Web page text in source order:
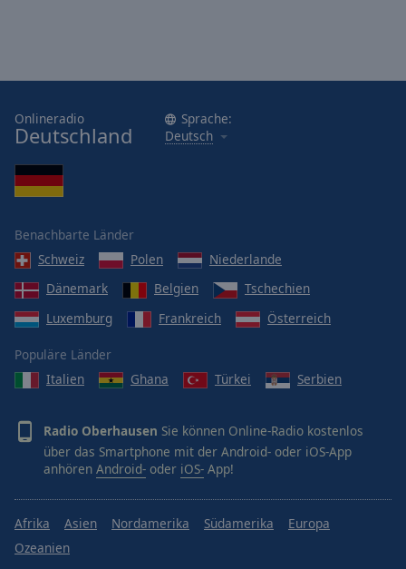
Onlineradio
Deutschland
Sprache:
Deutsch
Benachbarte Länder
Schweiz
Polen
Niederlande
Dänemark
Belgien
Tschechien
Luxemburg
Frankreich Österreich
Populäre Länder
Italien
Ghana Türkei Serbien
Radio Oberhausen Sie können Online-Radio kostenlos
über das Smartphone mit der Android- oder iOS-App
anhören Android- oder iOS- App!
Afrika Asien Nordamerika Südamerika
Europa
Ozeanien